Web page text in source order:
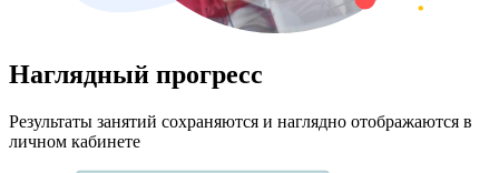
Наглядный прогресс
Результаты занятий сохраняются и наглядно отображаются в
личном кабинете